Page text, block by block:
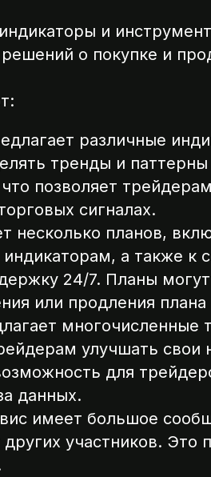
и
о покупке и
различные
тренды и
позволяет
сигналах.
несколько планов,
а также к
24/7. Планы
или продления
многочисленные
улучшать свои
для
данных.
имеет большое
участников.